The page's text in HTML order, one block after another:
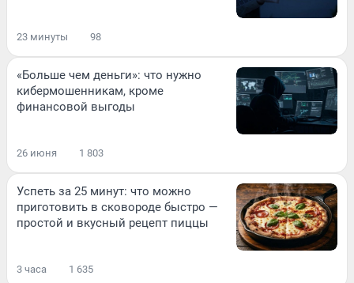
23 минуты 98
«Больше чем деньги»: что нужно
кибермошенникам, кроме
финансовой выгоды
26 июня 1 803
Успеть за 25 минут: что можно
приготовить в сковороде быстро —
простой и вкусный рецепт пиццы
3 часа 1 635